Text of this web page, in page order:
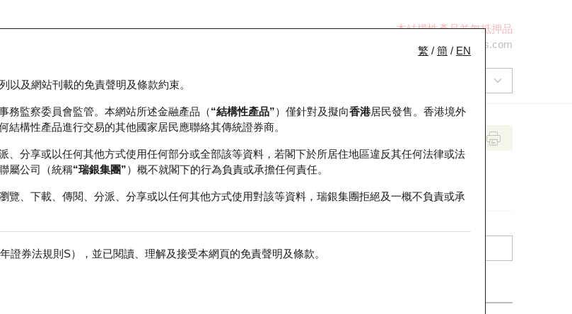
本結構性產品並無抵押品
ol-hkwarrants@ubs.com
場統計 瑞銀輪證教室
繁 / 簡 / EN
以及網站刊載的免責聲明及條款約束。
務監察委員會監管。本網站所述金融產品（“結構性產品”）僅針對及擬向香港居民發售。香港境外
構性產品進行交易的其他國家居民應聯絡其傳統證券商。
、分享或以任何其他方式使用任何部分或全部該等資料，若閣下於所居住地區違反其任何法律或法
屬公司（統稱“瑞銀集團”）概不就閣下的行為負責或承擔任何責任。
覽、下載、傳閱、分派、分享或以任何其他方式使用對該等資料，瑞銀集團拒絕及一概不負責或承
證券法規則S），並已閱讀、理解及接受本網頁的免責聲明及條款。